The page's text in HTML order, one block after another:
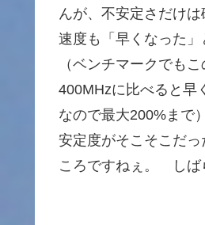
んが、不安定さだけは
速度も「早くなった
（ベンチマークでも
400MHzに比べると早
なので最大200%まで
安定度がそこそこだ
ころですねぇ。 しば